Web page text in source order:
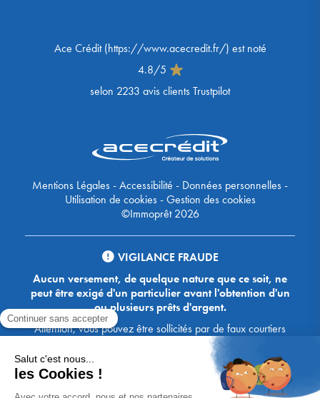
Ace Crédit(https://www.acecredit.fr/) est noté
4.8/5
selon 2233 avis clients Trustpilot
Mentions Légales-Accessibilité - Données personnelles-
Utilisation de cookies-Gestion des cookies
©Immoprêt 2026
VIGILANCE FRAUDE
Aucun versement, de quelque nature que ce soit, ne
peut être exigé d'un particulier avant l'obtention d'un
ou plusieurs prêts d'argent.
Attention, vous pouvez être sollicités par de faux courtiers
Ace Crédit / Immoprêt, qui vous proposent de bénéficier de
crédits, en vous demandant de transmettre des documents,
des fonds, des coordonnées bancaires, etc. Soyez vigilants :
Immoprêt ne demande jamais à ses clients de virer sur ses